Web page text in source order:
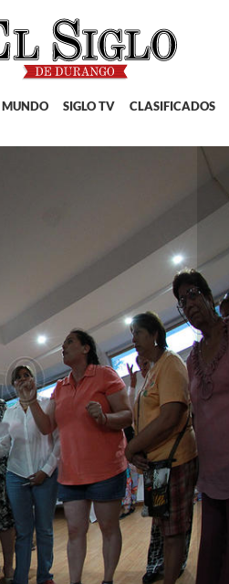
SIGLO TV CLASIFICADOS